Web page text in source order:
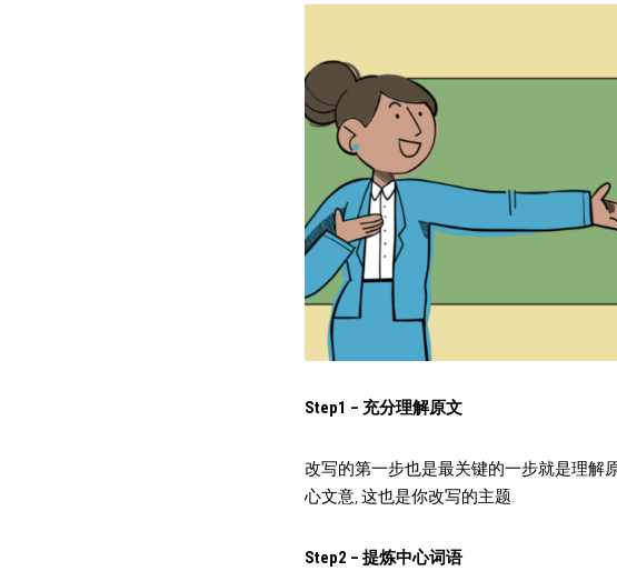
Step1 – 充分理解原文
改写的第一步也是最关键的一步就是理解
心文意, 这也是你改写的主题.
Step2 – 提炼中心词语